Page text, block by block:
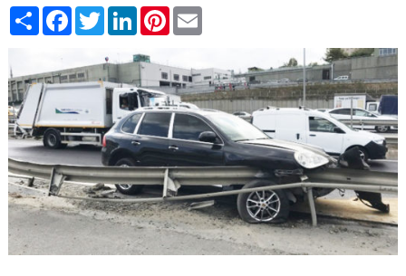
PaylaşFacebook
TwitterLinkedIn
Pinterest
Email